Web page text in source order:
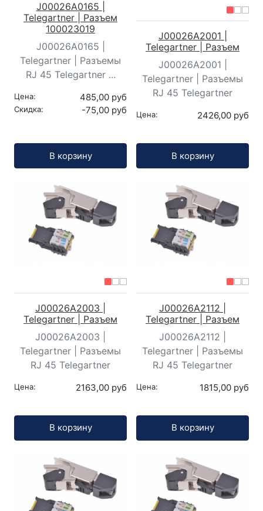
J00026A0165 |
Telegartner | Разъем
100023019
J00026A0165 |
Telegartner | Разъемы
RJ 45 Telegartner ...
Цена: 485,00 руб
Скидка: -75,00 руб
В корзину
J00026A2001 |
Telegartner | Разъем
J00026A2001 |
Telegartner | Разъемы
RJ 45 Telegartner
Цена: 2426,00 руб
В корзину
J00026A2003 |
Telegartner | Разъем
J00026A2003 |
Telegartner | Разъемы
RJ 45 Telegartner
Цена: 2163,00 руб
В корзину
J00026A2112 |
Telegartner | Разъем
J00026A2112 |
Telegartner | Разъемы
RJ 45 Telegartner
Цена: 1815,00 руб
В корзину